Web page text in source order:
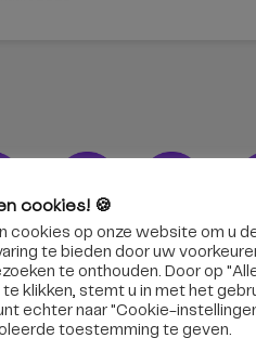
alleen hier,
Radio &
Kijk tv
Radio
cookies! 🍪
cookies op onze website om u
te bieden door uw
te onthouden. Door op
klikken, stemt u in met het
echter naar "Cookie-
toestemming te geven.